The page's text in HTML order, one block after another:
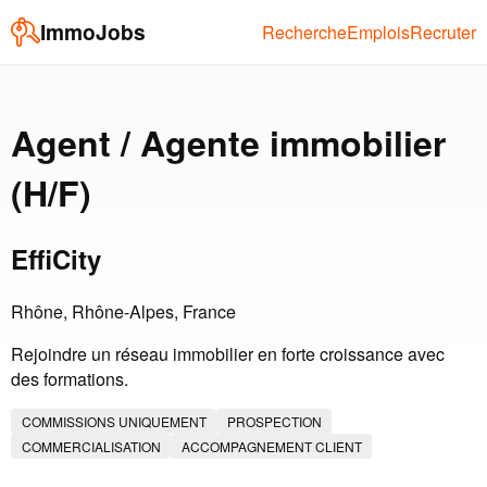
ImmoJobs RechercheEmploisRecruter
Agent / Agente immobilier
(H/F)
EffiCity
Rhône, Rhône-Alpes, France
Rejoindre un réseau immobilier en forte croissance avec
des formations.
COMMISSIONS UNIQUEMENT
PROSPECTION
COMMERCIALISATION
ACCOMPAGNEMENT CLIENT